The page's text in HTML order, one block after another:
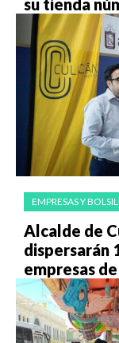
su tienda
EMPRESAS Y
Alcalde de
dispersarán
empresas